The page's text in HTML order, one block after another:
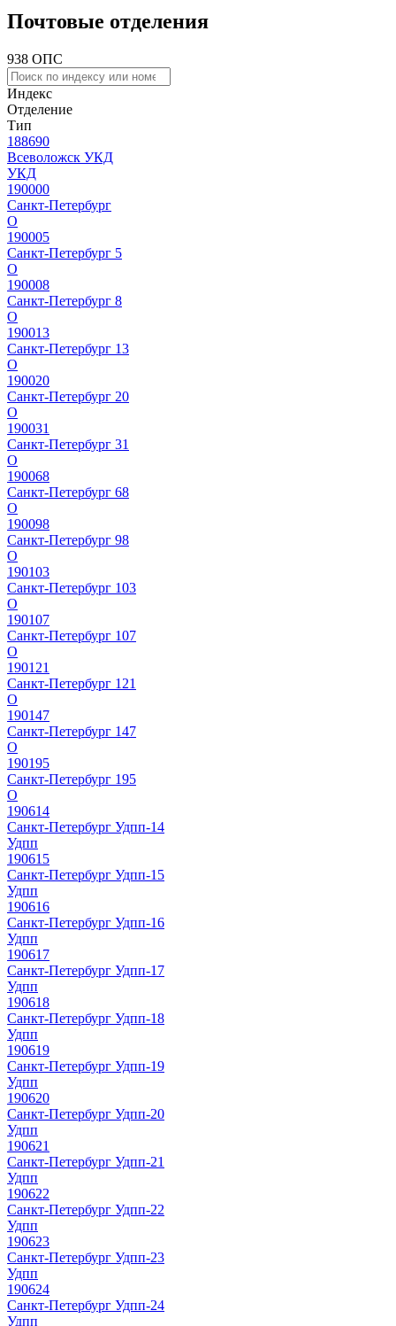
Почтовые отделения
938 ОПС
Индекс
Отделение
Тип
188690
Всеволожск УКД
УКД
190000
Санкт-Петербург
О
190005
Санкт-Петербург 5
О
190008
Санкт-Петербург 8
О
190013
Санкт-Петербург 13
О
190020
Санкт-Петербург 20
О
190031
Санкт-Петербург 31
О
190068
Санкт-Петербург 68
О
190098
Санкт-Петербург 98
О
190103
Санкт-Петербург 103
О
190107
Санкт-Петербург 107
О
190121
Санкт-Петербург 121
О
190147
Санкт-Петербург 147
О
190195
Санкт-Петербург 195
О
190614
Санкт-Петербург Удпп-14
Удпп
190615
Санкт-Петербург Удпп-15
Удпп
190616
Санкт-Петербург Удпп-16
Удпп
190617
Санкт-Петербург Удпп-17
Удпп
190618
Санкт-Петербург Удпп-18
Удпп
190619
Санкт-Петербург Удпп-19
Удпп
190620
Санкт-Петербург Удпп-20
Удпп
190621
Санкт-Петербург Удпп-21
Удпп
190622
Санкт-Петербург Удпп-22
Удпп
190623
Санкт-Петербург Удпп-23
Удпп
190624
Санкт-Петербург Удпп-24
Удпп